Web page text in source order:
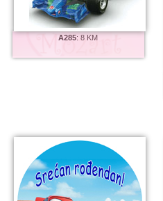
A285:8 KM